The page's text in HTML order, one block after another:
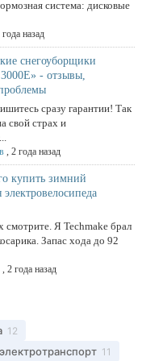
система: дисковые
года назад
снегоуборщики
- отзывы,
сразу гарантии! Так
свой страх и
,2 года назад
купить зимний
электровелосипеда
смотрите. Я Techmake брал
Запас хода до 92
,2 года назад
12
электротранспорт 11